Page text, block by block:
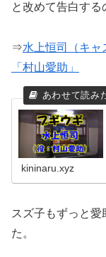
と改めて告白する
⇒水上恒司（キャ
「村山愛助」
kininaru.xyz
スズ子もずっと愛
た。